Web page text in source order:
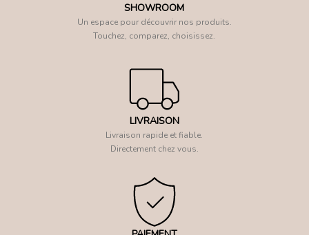
SHOWROOM
Un espace pour découvrir nos produits.
Touchez, comparez, choisissez.
LIVRAISON
Livraison rapide et fiable.
Directement chez vous.